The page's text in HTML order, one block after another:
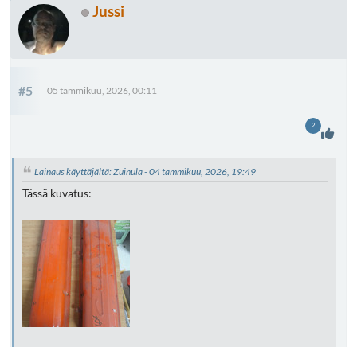
Jussi
#5 05 tammikuu, 2026, 00:11
Lainaus käyttäjältä: Zuinula - 04 tammikuu, 2026, 19:49
Tässä kuvatus:
2